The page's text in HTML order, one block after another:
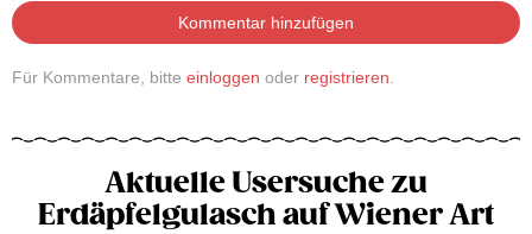
Kommentar hinzufügen
Für Kommentare, bitte einloggen oder registrieren
Aktuelle Usersuche zu
Erdäpfelgulasch auf Wiener Art